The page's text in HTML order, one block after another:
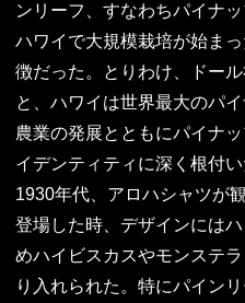
ンリーフ、すなわちパイナ
ハワイで大規模栽培が始ま
徴だった。とりわけ、ドー
と、ハワイは世界最大のパ
農業の発展とともにパイナ
イデンティティに深く根付い
1930年代、アロハシャツが
登場した時、デザインには
めハイビスカスやモンステ
り入れられた。特にパイン